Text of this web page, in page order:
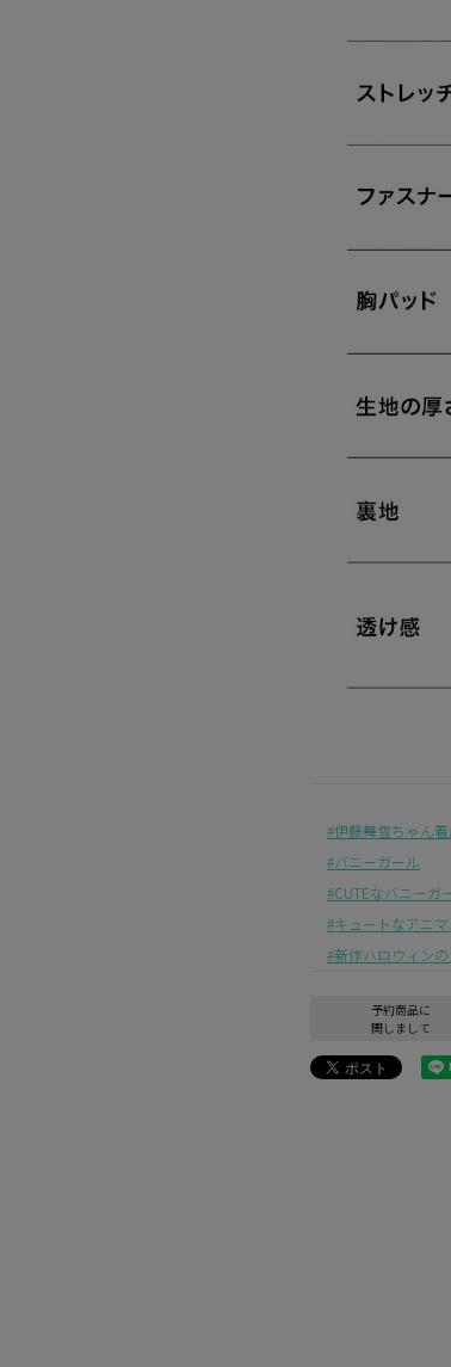
伊藤舞雪ちゃん
バニーガール
CUTEなバニーガ
キュートなアニ
新作ハロウィン
予約商品に
関しまして